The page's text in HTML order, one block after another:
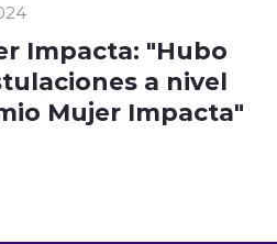
Impacta: "Hubo
a nivel
Mujer Impacta"